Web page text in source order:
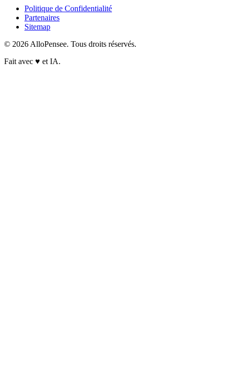
Politique de Confidentialité
Partenaires
Sitemap
© 2026 AlloPensee. Tous droits réservés.
Fait avec ♥ et IA.